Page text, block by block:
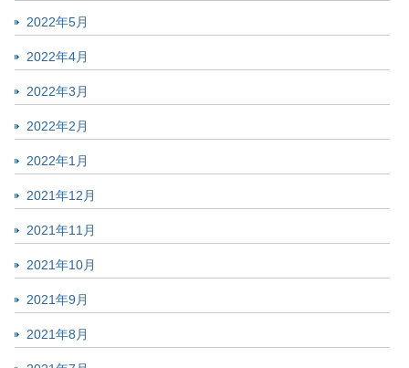
2022年5月
2022年4月
2022年3月
2022年2月
2022年1月
2021年12月
2021年11月
2021年10月
2021年9月
2021年8月